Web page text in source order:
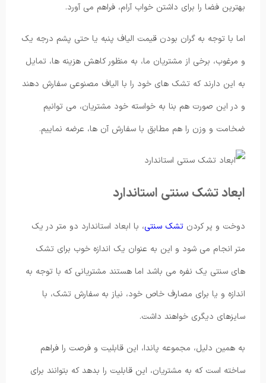
بهترین فضا را برای داشتن خواب آرام، فراهم می آورد.
اما با توجه به گران بودن قیمت الیاف پنبه یا حتی پشم درجه یک
و مرغوب، برخی از مشتریان ما، به منظور کاهش هزینه ها، تمایل
به این دارند که تشک های خود را با الیاف مصنوعی سفارش دهند
و در این صورت هم بنا به خواسته خود مشتریان، می توانیم
ضخامت و وزن را هم مطابق با سفارش آن ها، عرضه نماییم.
ابعاد تشک سنتی استاندارد
دوخت و پر کردن تشک سنتی، با ابعاد استاندارد دو متر در یک
متر انجام می شود و این به عنوان یک اندازه خوب برای تشک
های سنتی یک نفره می باشد اما هستند مشتریانی که با توجه به
اندازه و یا برای مصارف خاص خود، نیاز به سفارش تشک، با
سایزهای دیگری خواهند داشت.
به همین دلیل، مجموعه پاندا، این قابلیت و فرصت را فراهم
ساخته است که به مشتریان، این قابلیت را بدهد که بتوانند برای